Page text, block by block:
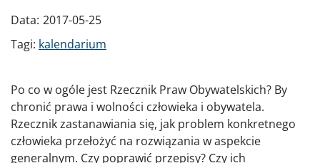
Data: 2017-05-25
Tagi: kalendarium
Po co w ogóle jest Rzecznik Praw Obywatelskich? By
chronić prawa i wolności człowieka i obywatela.
Rzecznik zastanawiania się, jak problem konkretnego
człowieka przełożyć na rozwiązania w aspekcie
generalnym. Czy poprawić przepisy? Czy ich